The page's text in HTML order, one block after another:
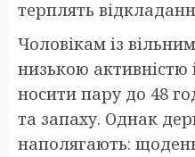
терплять
Чоловікам із
низькою активністю
носити пару до 48
та запаху. Однак
наполягають: